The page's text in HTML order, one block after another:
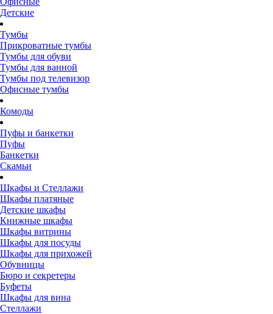
Детские
Тумбы
Прикроватные тумбы
Тумбы для обуви
Тумбы для ванной
Тумбы под телевизор
Офисные тумбы
Комоды
Пуфы и банкетки
Пуфы
Банкетки
Скамьи
Шкафы и Стеллажи
Шкафы платяные
Детские шкафы
Книжные шкафы
Шкафы витрины
Шкафы для посуды
Шкафы для прихожей
Обувницы
Бюро и секретеры
Буфеты
Шкафы для вина
Стеллажи